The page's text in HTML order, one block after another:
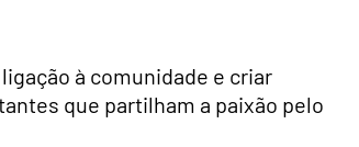
à comunidade e criar
que partilham a paixão pelo